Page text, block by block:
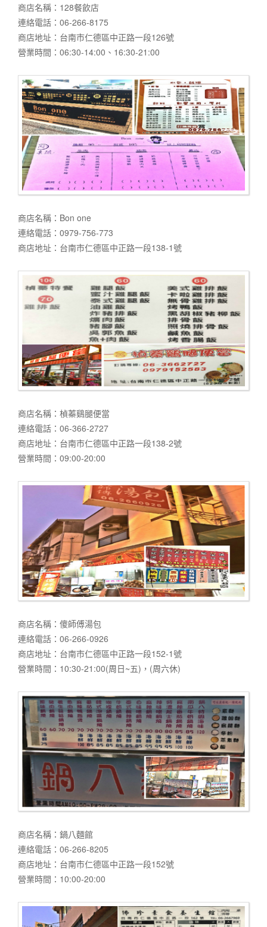
商店名稱：128餐飲店
連絡電話：06-266-8175
商店地址：台南市仁德區中正路一段126號
營業時間：06:30-14:00、16:30-21:00
商店名稱：Bon one
連絡電話：0979-756-773
商店地址：台南市仁德區中正路一段138-1號
商店名稱：楨蓁鷄腿便當
連絡電話：06-366-2727
商店地址：台南市仁德區中正路一段138-2號
營業時間：09:00-20:00
商店名稱：傻師傅湯包
連絡電話：06-266-0926
商店地址：台南市仁德區中正路一段152-1號
營業時間：10:30-21:00(周日~五)，(周六休)
商店名稱：鍋八麵館
連絡電話：06-266-8205
商店地址：台南市仁德區中正路一段152號
營業時間：10:00-20:00